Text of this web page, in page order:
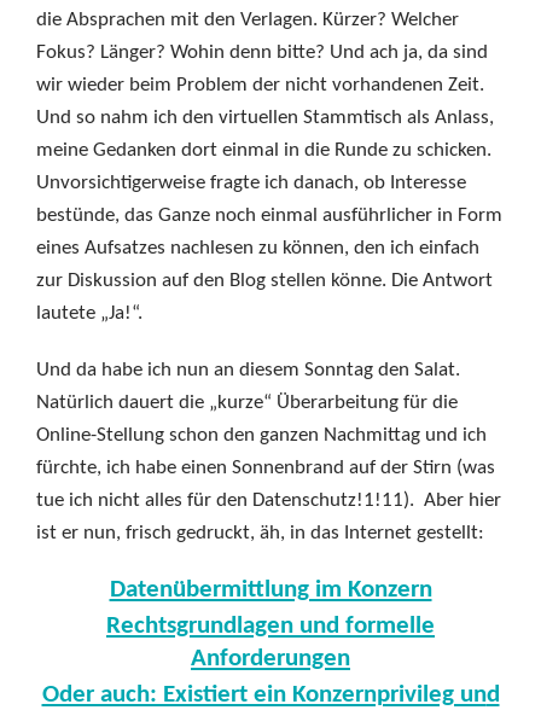
die Absprachen mit den Verlagen. Kürzer? Welcher
Fokus? Länger? Wohin denn bitte? Und ach ja, da sind
wir wieder beim Problem der nicht vorhandenen Zeit.
Und so nahm ich den virtuellen Stammtisch als Anlass,
meine Gedanken dort einmal in die Runde zu schicken.
Unvorsichtigerweise fragte ich danach, ob Interesse
bestünde, das Ganze noch einmal ausführlicher in Form
eines Aufsatzes nachlesen zu können, den ich einfach
zur Diskussion auf den Blog stellen könne. Die Antwort
lautete „Ja!“.
Und da habe ich nun an diesem Sonntag den Salat.
Natürlich dauert die „kurze“ Überarbeitung für die
Online-Stellung schon den ganzen Nachmittag und ich
fürchte, ich habe einen Sonnenbrand auf der Stirn (was
tue ich nicht alles für den Datenschutz!1!11). Aber hier
ist er nun, frisch gedruckt, äh, in das Internet gestellt:
Datenübermittlung im Konzern
Rechtsgrundlagen und formelle
Anforderungen
Oder auch: Existiert ein Konzernprivileg und